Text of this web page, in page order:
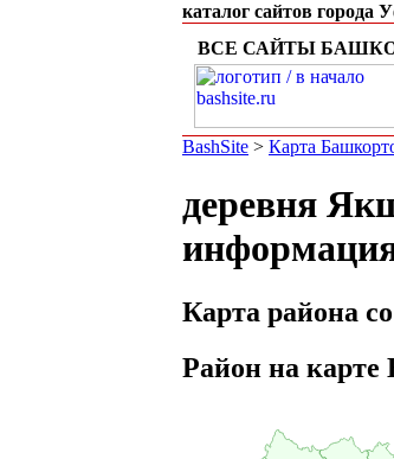
каталог сайтов города
ВСЕ САЙТЫ
BashSite > Карта
деревня
Карта района
Район на карте